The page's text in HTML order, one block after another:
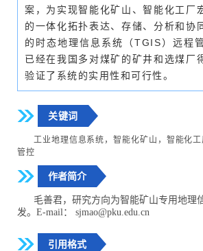
案，为实现智能化矿山、智能化工厂
的一体化拓扑表达、存储、分析和协
的时态地理信息系统（TGIS）远程
已经在我国多对煤矿的矿井和选煤厂
验证了系统的实用性和可行性。
关键词
工业地理信息系统，智能化矿山，智能化
管控
作者简介
毛善君，研究方向为智能矿山专用地理
发。E-mail： sjmao@pku.edu.cn
引用格式